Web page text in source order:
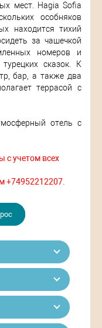
мест. Hagia Sofia
особняков
находится тихий
за чашечкой
номеров и
сказок. К
бар, а также два
террасой с
отель с
с учетом всех
+74952212207.